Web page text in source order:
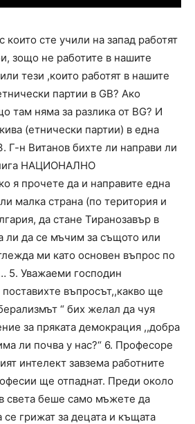
които сте учили на запад работят
зощо не работите в нашите
тези ,които работят в нашите
партии в GB? Ако
там няма за разлика от BG? И
(етнически партии) в една
Г-н Витанов бихте ли направи ли
НАЦИОНАЛНО
прочете да и направите една
малка страна (по територия и
да стане Тиранозавър в
ли да се мъчим за същото или
ми като основен въпрос по
5. Уважаеми господин
въпросът,,какво ще
“ бих желал да чуя
за пряката демокрация ,,добра
ли почва у нас?“ 6. Професоре
интелект завзема работните
ще отпаднат. Преди около
света беше само мъжете да
се грижат за децата и къщата